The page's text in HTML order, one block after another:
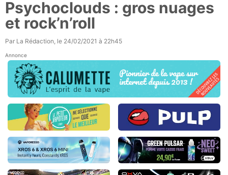
Psychoclouds : gros nuages
et rock’n’roll
Par La Rédaction, le 24/02/2021 à 22h45
Annonce